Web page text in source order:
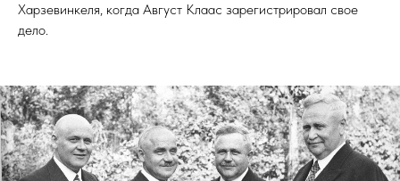
Харзевинкеля, когда Август Клаас зарегистрировал свое
дело.